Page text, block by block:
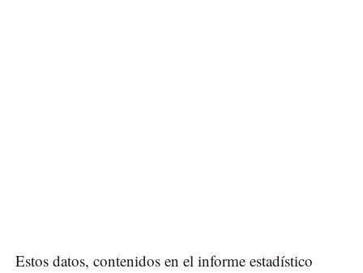
Estos datos, contenidos en el informe estadístico